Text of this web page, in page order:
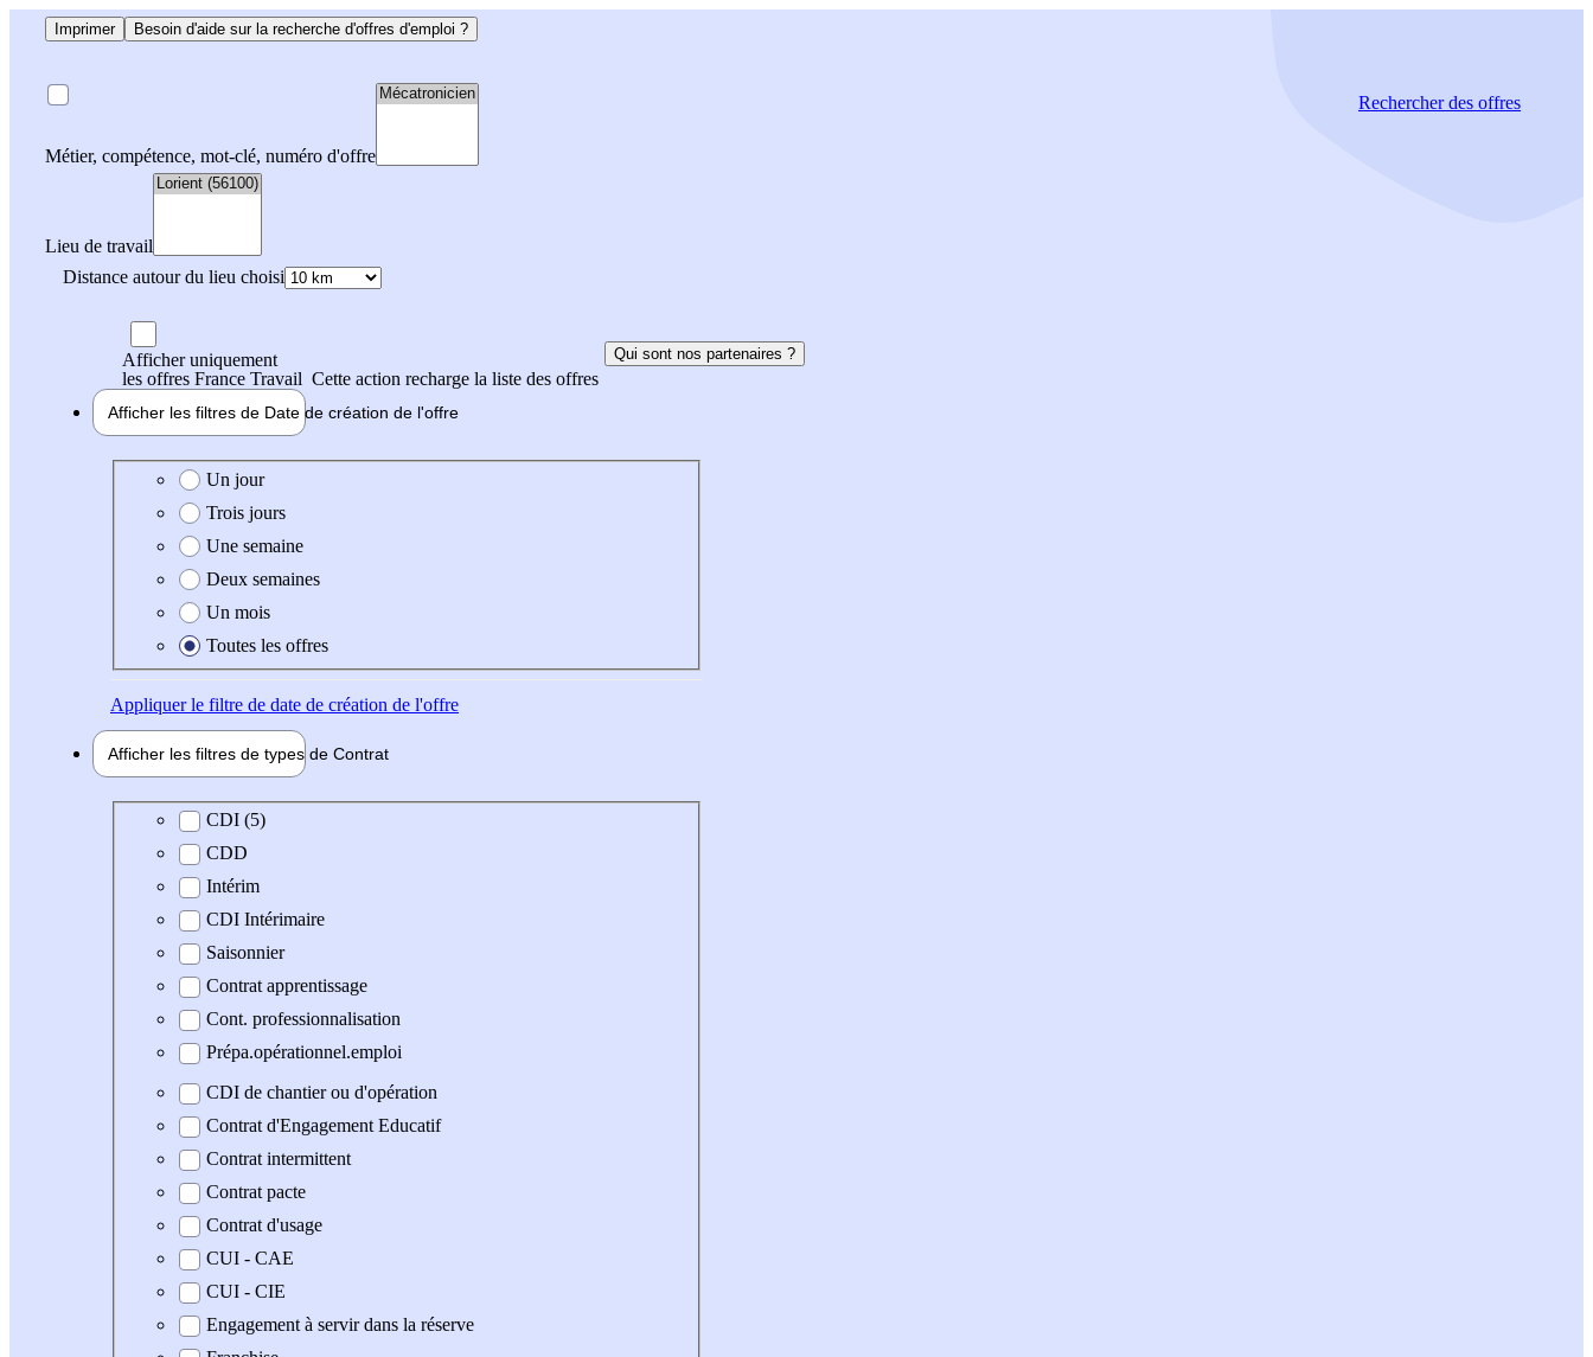
Imprimer Besoin d'aide sur la recherche d'offres d'emploi ?
Métier, compétence, mot-clé, numéro d'offre
Lieu de travail
Distance autour du lieu choisi
Rechercherdes offres
Afficher uniquement
les offres France Travail Cette action recharge la liste des offres
Qui sont nos partenaires ?
Afficher les filtres de Date de création de l'offre
Date de création de l'offre
Un jour
Trois jours
Une semaine
Deux semaines
Un mois
Toutes les offres
Appliquerle filtre de date de création de l'offre
Afficher les filtres de types de Contrat
Type de contrat
CDI (5)
CDD
Intérim
CDI Intérimaire
Saisonnier
Contrat apprentissage
Cont. professionnalisation
Prépa.opérationnel.emploi
CDI de chantier ou d'opération
Contrat d'Engagement Educatif
Contrat intermittent
Contrat pacte
Contrat d'usage
CUI - CAE
CUI - CIE
Engagement à servir dans la réserve